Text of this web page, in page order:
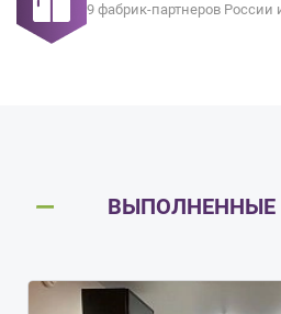
9 фабрик-партнеров России
ВЫПОЛНЕННЫЕ